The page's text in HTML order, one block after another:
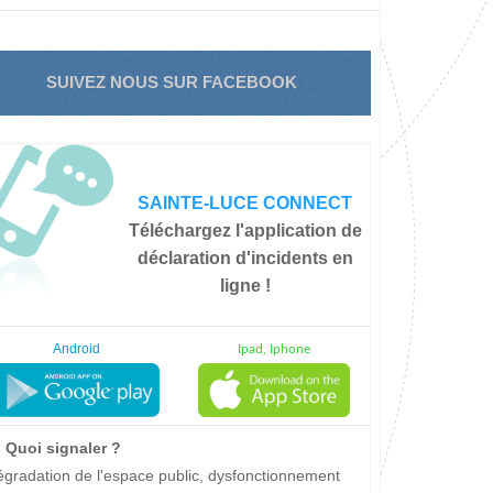
SUIVEZ NOUS SUR FACEBOOK
SAINTE-LUCE CONNECT
Téléchargez l'application de
déclaration d'incidents en
ligne !
Android Ipad, Iphone
Quoi signaler ?
de l'espace public, dysfonctionnement